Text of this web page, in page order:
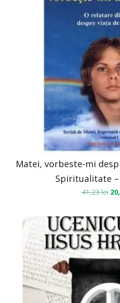
Matei, vorbeste-mi
Spiritualitate
41,23lei